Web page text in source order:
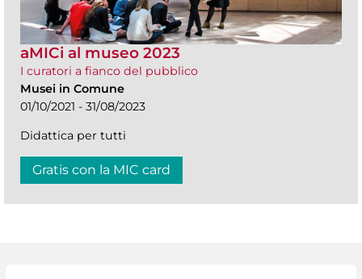
aMICi al museo 2023
I curatori a fianco del pubblico
Musei in Comune
01/10/2021 - 31/08/2023
Didattica per tutti
Gratis con la MIC card